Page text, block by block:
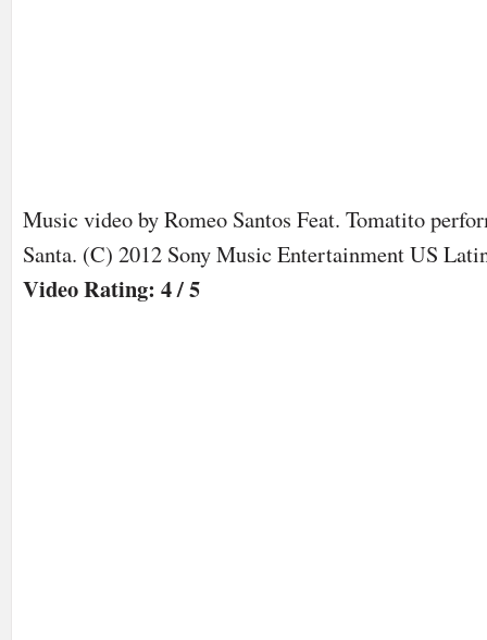
Music video by Romeo Santos Feat. Tomatito
Santa. (C) 2012 Sony Music Entertainment US
Video Rating: 4 / 5